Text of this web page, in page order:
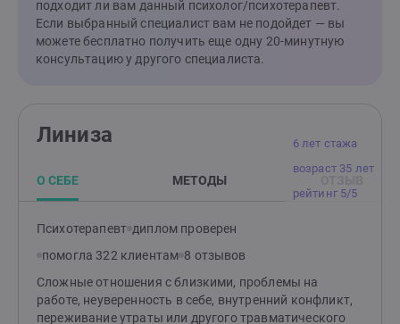
спокойнее. Если вам важно не просто «выдерживать»
жизнь, а начать чувствовать себя в ней более
свободно, устойчиво и по-настоящему живо — то я
буду рада помочь вам пройти этот путь бережно и с
жизни, отношений и контакта с собой.
подходит ли вам данный психолог/психотерапевт.
Если выбранный специалист вам не подойдет — вы
можете бесплатно получить еще одну 20-минутную
консультацию у другого специалиста.
6 лет стажа
возраст 35 лет
рейтинг 5/5
Линиза
О СЕБЕ МЕТОДЫ
Психотерапевт диплом проверен
помогла 322 клиентам 8 отзывов
Сложные отношения с близкими, проблемы на
работе, неуверенность в себе, внутренний конфликт,
переживание утраты или другого травматического